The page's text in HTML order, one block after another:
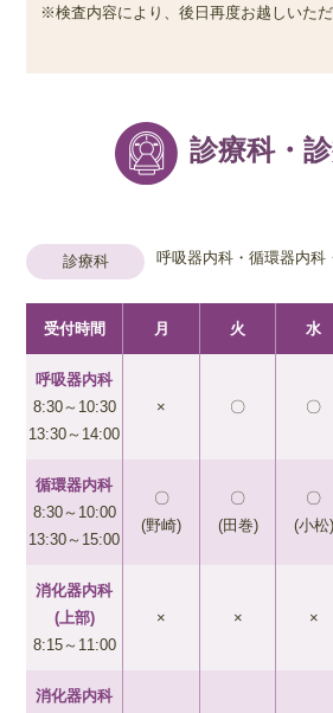
※検査内容により、後日再度お越しいた
診療科・
診療科 呼吸器内科・循環器内科
受付時間 月 火 水
呼吸器内科
8:30～10:30
13:30～14:00
× 〇 〇
循環器内科
8:30～10:00
13:30～15:00
〇
(野崎)
〇
(田巻)
〇
(小松)
消化器内科
(上部)
8:15～11:00
× × ×
消化器内科